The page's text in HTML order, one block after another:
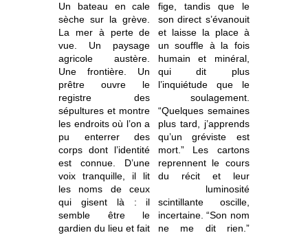
fige, tandis que le
son direct s’évanouit
et laisse la place à
un souffle à la fois
humain et minéral,
qui dit plus
l’inquiétude que le
soulagement.
“Quelques semaines
plus tard, j’apprends
qu’un gréviste est
mort.” Les cartons
reprennent le cours
du récit et leur
luminosité
scintillante oscille,
incertaine. “Son nom
ne me dit rien.”
Un bateau en cale
sèche sur la grève.
La mer à perte de
vue. Un paysage
agricole austère.
Une frontière. Un
prêtre ouvre le
registre des
sépultures et montre
les endroits où l’on a
pu enterrer des
corps dont l’identité
est connue. D’une
voix tranquille, il lit
les noms de ceux
qui gisent là : il
semble être le
gardien du lieu et fait